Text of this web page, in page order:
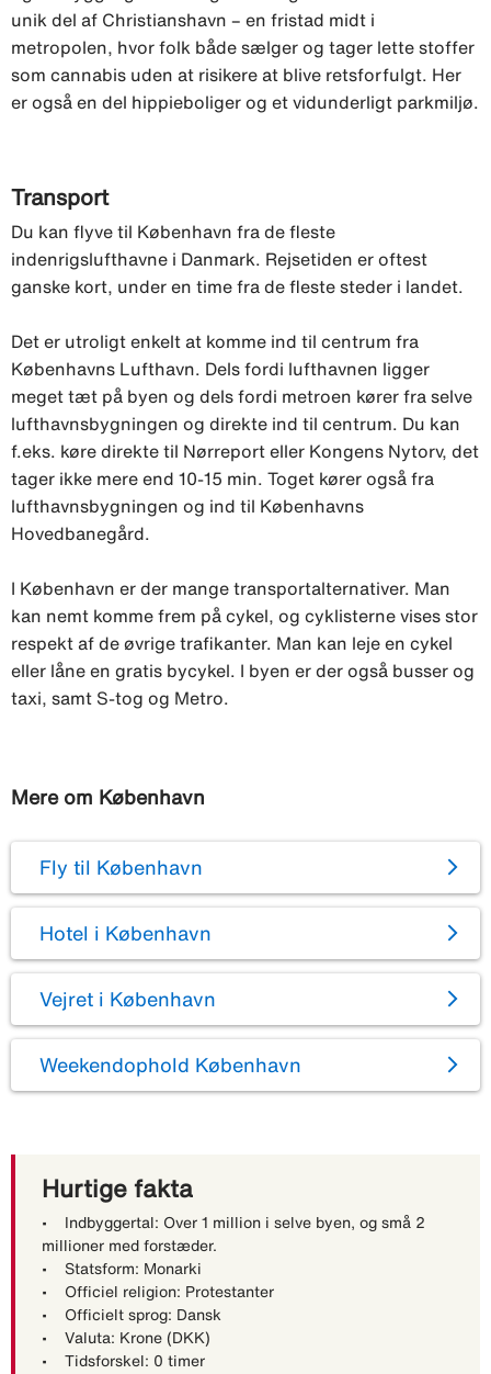
unik del af Christianshavn – en fristad midt i
metropolen, hvor folk både sælger og tager lette stoffer
som cannabis uden at risikere at blive retsforfulgt. Her
er også en del hippieboliger og et vidunderligt parkmiljø.
Transport
Du kan flyve til København fra de fleste
indenrigslufthavne i Danmark. Rejsetiden er oftest
ganske kort, under en time fra de fleste steder i landet.
Det er utroligt enkelt at komme ind til centrum fra
Københavns Lufthavn. Dels fordi lufthavnen ligger
meget tæt på byen og dels fordi metroen kører fra selve
lufthavnsbygningen og direkte ind til centrum. Du kan
f.eks. køre direkte til Nørreport eller Kongens Nytorv, det
tager ikke mere end 10-15 min. Toget kører også fra
lufthavnsbygningen og ind til Københavns
Hovedbanegård.
I København er der mange transportalternativer. Man
kan nemt komme frem på cykel, og cyklisterne vises stor
respekt af de øvrige trafikanter. Man kan leje en cykel
eller låne en gratis bycykel. I byen er der også busser og
taxi, samt S-tog og Metro.
Mere om København
Fly til København
Hotel i København
Vejret i København
Weekendophold København
Hurtige fakta
• Indbyggertal: Over 1 million i selve byen, og små 2
millioner med forstæder.
• Statsform: Monarki
• Officiel religion: Protestanter
• Officielt sprog: Dansk
• Valuta: Krone (DKK)
• Tidsforskel: 0 timer